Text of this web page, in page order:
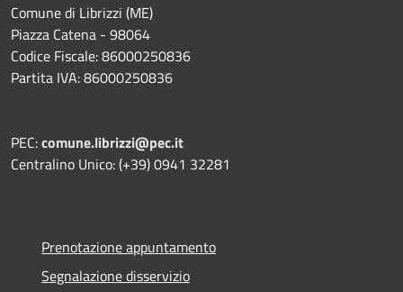
Comune di Librizzi (ME)
Piazza Catena - 98064
Codice Fiscale: 86000250836
Partita IVA: 86000250836
PEC:comune.librizzi@pec.it
Centralino Unico: (+39) 0941 32281
Prenotazione appuntamento
Segnalazione disservizio